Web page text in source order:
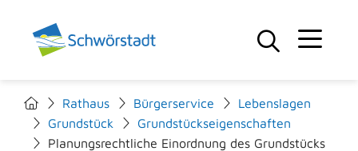
Rathaus Bürgerservice
Lebenslagen
Grundstück
Grundstückseigenschaften
Planungsrechtliche Einordnung des Grundstücks